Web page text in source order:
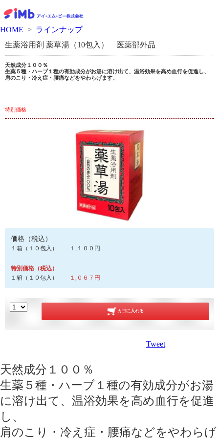
HOME > ラインナップ
生薬浴用剤 薬草湯（10包入） 医薬部外品
天然成分１００％
生薬５種・ハーブ１種の有効成分がお湯に溶け出て、温浴効果を高め血行を促進し、
肩のこり・冷え症・腰痛などをやわらげます。
特別価格
価格（税込）
１箱（１０包入） １,１００円
特別価格（税込）
１箱（１０包入）
１,０６７円
カゴに入れる
Tweet
天然成分１００％
生薬５種・ハーブ１種の有効成分がお湯
に溶け出て、温浴効果を高め血行を促進
し、
肩のこり・冷え症・腰痛などをやわらげ